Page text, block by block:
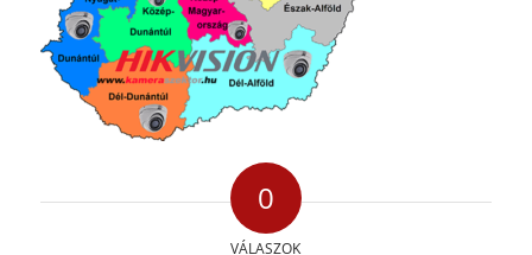
0
VÁLASZOK